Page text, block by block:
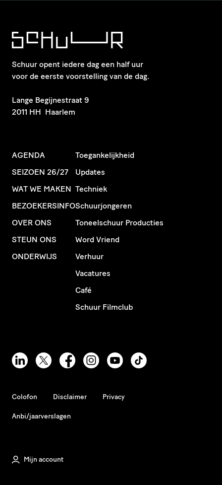
Schuur opent iedere dag een half uur
voor de eerste voorstelling van de dag.
​Lange Begijnestraat 9
2011 HH Haarlem
AGENDA
SEIZOEN 26/27
WAT WE MAKEN
BEZOEKERSINFO
OVER ONS
STEUN ONS
ONDERWIJS
Toegankelijkheid
Updates
Techniek
Schuurjongeren
Toneelschuur Producties
Word Vriend
Verhuur
Vacatures
Café
Schuur Filmclub
Colofon Disclaimer Privacy
Anbi/jaarverslagen
Mijn account